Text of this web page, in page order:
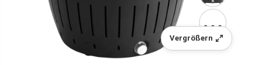
Vergrößern